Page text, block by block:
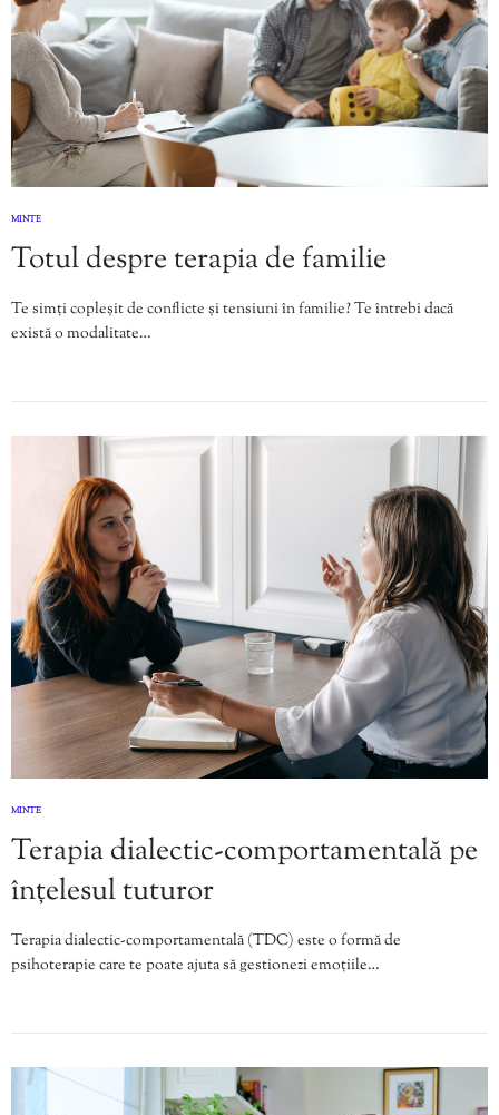
MINTE
Totul despre terapia de familie
Te simți copleșit de conflicte și tensiuni în familie? Te întrebi dacă
există o modalitate…
MINTE
Terapia dialectic-comportamentală pe
înțelesul tuturor
Terapia dialectic-comportamentală (TDC) este o formă de
psihoterapie care te poate ajuta să gestionezi emoțiile…